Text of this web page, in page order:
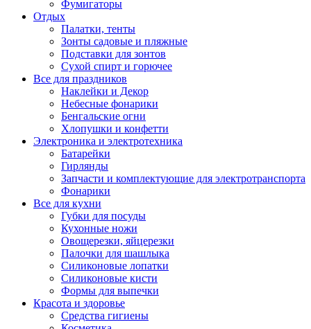
Фумигаторы
Отдых
Палатки, тенты
Зонты садовые и пляжные
Подставки для зонтов
Сухой спирт и горючее
Все для праздников
Наклейки и Декор
Небесные фонарики
Бенгальские огни
Хлопушки и конфетти
Электроника и электротехника
Батарейки
Гирлянды
Запчасти и комплектующие для электротранспорта
Фонарики
Все для кухни
Губки для посуды
Кухонные ножи
Овощерезки, яйцерезки
Палочки для шашлыка
Силиконовые лопатки
Силиконовые кисти
Формы для выпечки
Красота и здоровье
Средства гигиены